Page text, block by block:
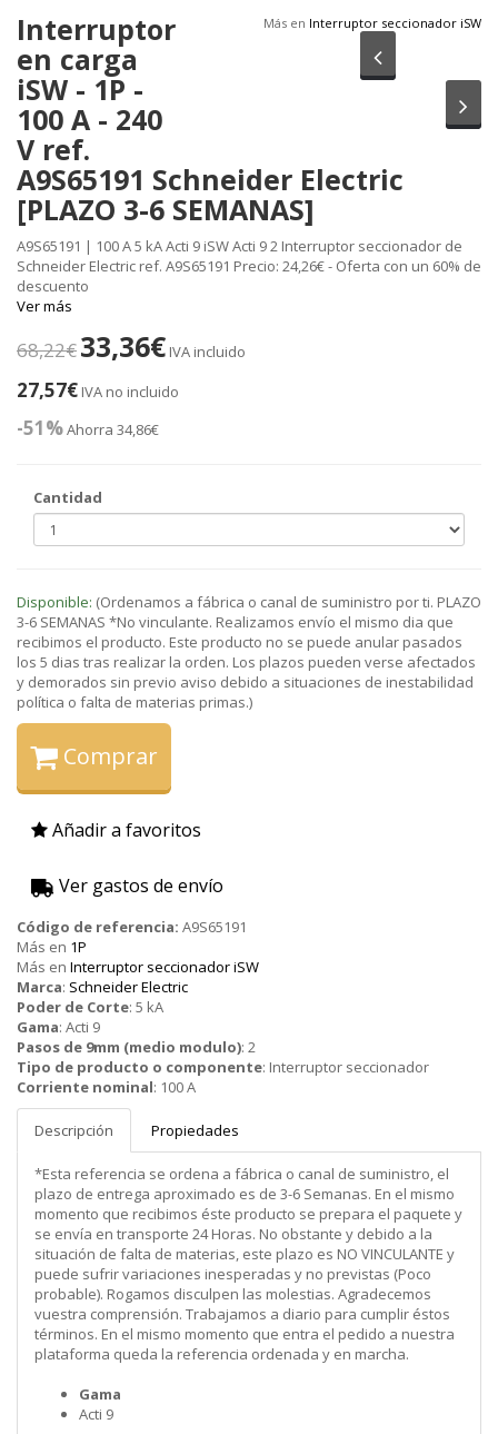
Más en Interruptor seccionador iSW
Anterior
Interruptor
en carga
iSW - 1P -
100 A - 240
V ref.
A9S65191 Schneider Electric
[PLAZO 3-6 SEMANAS]
A9S65191 | 100 A 5 kA Acti 9 iSW Acti 9 2 Interruptor seccionador de
Schneider Electric ref. A9S65191 Precio: 24,26€ - Oferta con un 60% de
descuento
Ver más
68,22€33,36€ IVA incluido
27,57€ IVA no incluido
-51%Ahorra 34,86€
Cantidad
Disponible: (Ordenamos a fábrica o canal de suministro por ti. PLAZO
3-6 SEMANAS *No vinculante. Realizamos envío el mismo dia que
recibimos el producto. Este producto no se puede anular pasados
los 5 dias tras realizar la orden. Los plazos pueden verse afectados
y demorados sin previo aviso debido a situaciones de inestabilidad
política o falta de materias primas.)
Comprar
Añadir a favoritos
Ver gastos de envío
Código de referencia: A9S65191
Más en 1P
Más en Interruptor seccionador iSW
Marca: Schneider Electric
Poder de Corte: 5 kA
Gama: Acti 9
Pasos de 9mm (medio modulo): 2
Tipo de producto o componente: Interruptor seccionador
Corriente nominal: 100 A
Descripción Propiedades
*Esta referencia se ordena a fábrica o canal de suministro, el
plazo de entrega aproximado es de 3-6 Semanas. En el mismo
momento que recibimos éste producto se prepara el paquete y
se envía en transporte 24 Horas. No obstante y debido a la
situación de falta de materias, este plazo es NO VINCULANTE y
puede sufrir variaciones inesperadas y no previstas (Poco
probable). Rogamos disculpen las molestias. Agradecemos
vuestra comprensión. Trabajamos a diario para cumplir éstos
términos. En el mismo momento que entra el pedido a nuestra
plataforma queda la referencia ordenada y en marcha.
Gama
Acti 9